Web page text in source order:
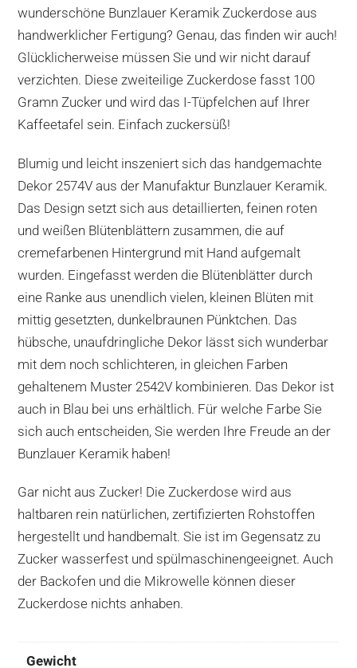
wunderschöne Bunzlauer Keramik Zuckerdose aus
handwerklicher Fertigung? Genau, das finden wir auch!
Glücklicherweise müssen Sie und wir nicht darauf
verzichten. Diese zweiteilige Zuckerdose fasst 100
Gramn Zucker und wird das I-Tüpfelchen auf Ihrer
Kaffeetafel sein. Einfach zuckersüß!
Blumig und leicht inszeniert sich das handgemachte
Dekor 2574V aus der Manufaktur Bunzlauer Keramik.
Das Design setzt sich aus detaillierten, feinen roten
und weißen Blütenblättern zusammen, die auf
cremefarbenen Hintergrund mit Hand aufgemalt
wurden. Eingefasst werden die Blütenblätter durch
eine Ranke aus unendlich vielen, kleinen Blüten mit
mittig gesetzten, dunkelbraunen Pünktchen. Das
hübsche, unaufdringliche Dekor lässt sich wunderbar
mit dem noch schlichteren, in gleichen Farben
gehaltenem Muster 2542V kombinieren. Das Dekor ist
auch in Blau bei uns erhältlich. Für welche Farbe Sie
sich auch entscheiden, Sie werden Ihre Freude an der
Bunzlauer Keramik haben!
Gar nicht aus Zucker! Die Zuckerdose wird aus
haltbaren rein natürlichen, zertifizierten Rohstoffen
hergestellt und handbemalt. Sie ist im Gegensatz zu
Zucker wasserfest und spülmaschinengeeignet. Auch
der Backofen und die Mikrowelle können dieser
Zuckerdose nichts anhaben.
Gewicht